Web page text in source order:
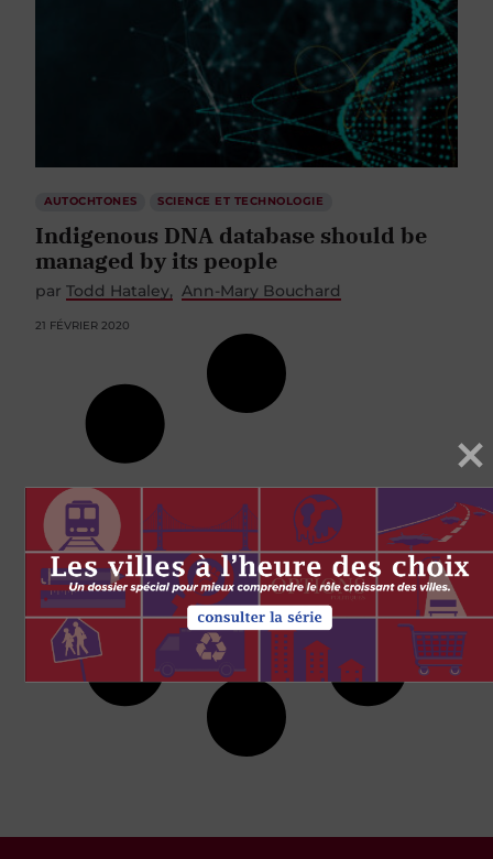
AUTOCHTONES SCIENCE ET TECHNOLOGIE
Indigenous DNA database should be
managed by its people
par Todd Hataley Ann-Mary Bouchard
21 FÉVRIER 2020